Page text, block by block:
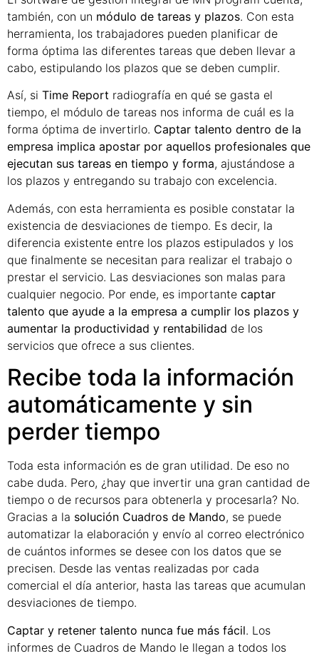
también, con un módulo de tareas y plazos. Con esta
herramienta, los trabajadores pueden planificar de
forma óptima las diferentes tareas que deben llevar a
cabo, estipulando los plazos que se deben cumplir.
Así, si Time Report radiografía en qué se gasta el
tiempo, el módulo de tareas nos informa de cuál es la
forma óptima de invertirlo. Captar talento dentro de la
empresa implica apostar por aquellos profesionales que
ejecutan sus tareas en tiempo y forma, ajustándose a
los plazos y entregando su trabajo con excelencia.
Además, con esta herramienta es posible constatar la
existencia de desviaciones de tiempo. Es decir, la
diferencia existente entre los plazos estipulados y los
que finalmente se necesitan para realizar el trabajo o
prestar el servicio. Las desviaciones son malas para
cualquier negocio. Por ende, es importante captar
talento que ayude a la empresa a cumplir los plazos y
aumentar la productividad y rentabilidad de los
servicios que ofrece a sus clientes.
Recibe toda la información
automáticamente y sin
perder tiempo
Toda esta información es de gran utilidad. De eso no
cabe duda. Pero, ¿hay que invertir una gran cantidad de
tiempo o de recursos para obtenerla y procesarla? No.
Gracias a la solución Cuadros de Mando, se puede
automatizar la elaboración y envío al correo electrónico
de cuántos informes se desee con los datos que se
precisen. Desde las ventas realizadas por cada
comercial el día anterior, hasta las tareas que acumulan
desviaciones de tiempo.
Captar y retener talento nunca fue más fácil. Los
informes de Cuadros de Mando le llegan a todos los